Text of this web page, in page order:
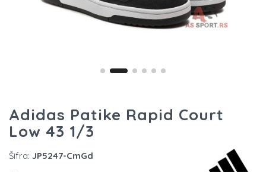
Adidas Patike Rapid Court
Low 43 1/3
Šifra: JP5247-CmGd